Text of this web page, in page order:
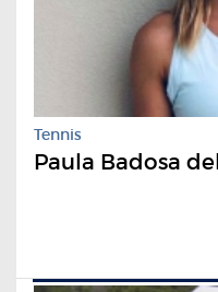
Tennis
Paula Badosa